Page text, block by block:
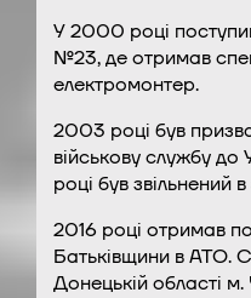
У 2000 році
№23, де отримав
електромонтер.
2003 році був
військову службу до
році був звільнений
2016 році отримав
Батьківщини в АТО.
Донецькій області